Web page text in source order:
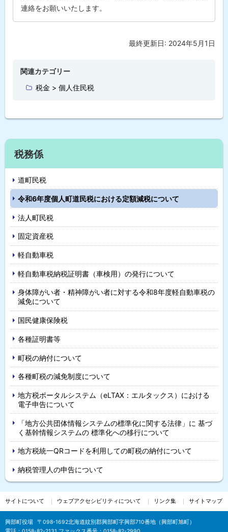
連絡をお願いいたします。
最終更新日: 2024年5月1日
関連カテゴリー
税金 > 個人住民税
サ
イ
ド
・
メ
ニ
ュ
ー
税務係
道町民税
令和6年度個人町道民税における定額減税について
法人町民税
固定資産税
軽自動車税
軽自動車税納税証明書（車検用）の発行について
身体障がい者・精神障がい者に対する令和8年度軽自動車税の
減免について
国民健康保険税
各種証明書等
町税の納付について
各種町税の減免制度について
地方税ポータルシステム（eLTAX：エルタックス）における
電子申告について
「地方公共団体情報システムの標準化に関する法律」に 基づ
く基幹情報システムの 標準化への移行について
地方税統一QRコードを利用しての町税の納付について
納税管理人の申告について
サイトについて ウェブアクセシビリティについて リンク集 サイトマップ
興部町役場 〒098-1692北海道紋別郡興部町字興部710番地（興部町旭町）